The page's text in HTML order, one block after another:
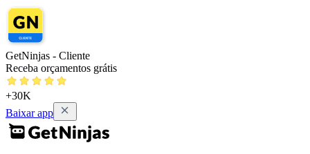
GetNinjas - Cliente
Receba orçamentos grátis
+30K
Baixar app